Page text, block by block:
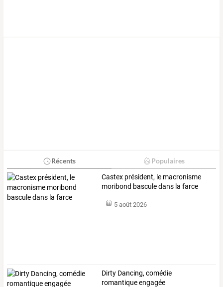
Récents Populaires
Castex président, le macronisme
moribond bascule dans la farce
5 août 2026
Dirty Dancing, comédie
romantique engagée